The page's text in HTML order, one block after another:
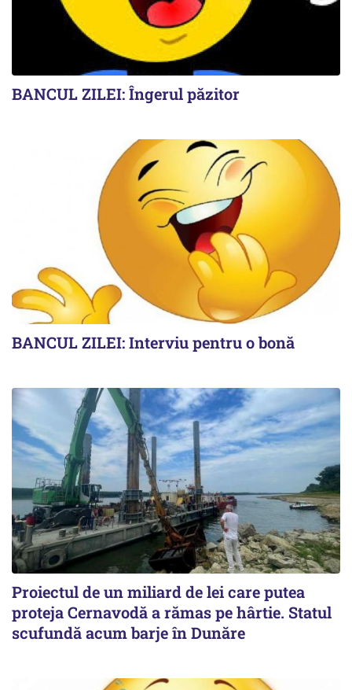
BANCUL ZILEI: Îngerul păzitor
BANCUL ZILEI: Interviu pentru o bonă
Proiectul de un miliard de lei care putea
proteja Cernavodă a rămas pe hârtie. Statul
scufundă acum barje în Dunăre